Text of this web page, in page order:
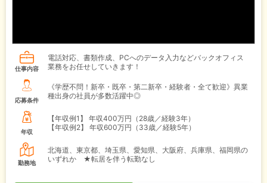
仕事内容
電話対応、書類作成、PCへのデータ入力などバックオフィス
業務をお任せしていきます！
応募条件
《学歴不問！新卒・既卒・第二新卒・経験者・全て歓迎》異業
種出身の社員が多数活躍中◎
年収
【年収例1】
年収400万円（28歳／経験3年）
【年収例2】
年収600万円（33歳／経験5年）
勤務地
北海道、東京都、埼玉県、愛知県、大阪府、兵庫県、福岡県の
いずれか ★転居を伴う転勤なし